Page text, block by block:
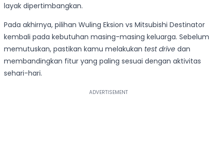
layak dipertimbangkan.
Pada akhirnya, pilihan Wuling Eksion vs Mitsubishi Destinator
kembali pada kebutuhan masing-masing keluarga. Sebelum
memutuskan, pastikan kamu melakukan test drive dan
membandingkan fitur yang paling sesuai dengan aktivitas
sehari-hari.